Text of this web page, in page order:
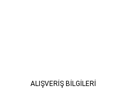
ALIŞVERİŞ BİLGİLERİ